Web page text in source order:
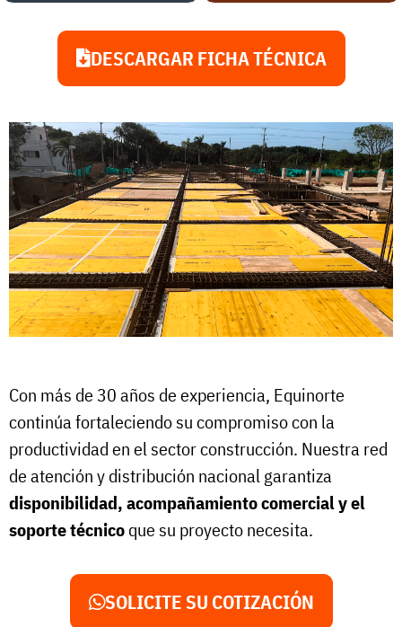
DESCARGAR FICHA TÉCNICA
Con más de 30 años de experiencia, Equinorte
continúa fortaleciendo su compromiso con la
productividad en el sector construcción. Nuestra red
de atención y distribución nacional garantiza
disponibilidad, acompañamiento comercial y el
soporte técnicoque su proyecto necesita.
SOLICITE SU COTIZACIÓN